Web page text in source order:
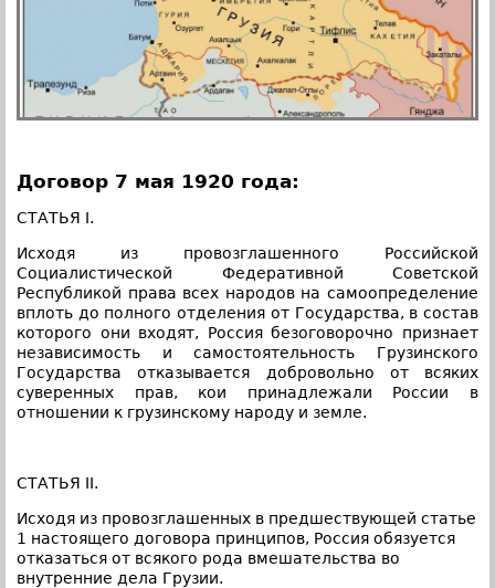
Договор 7 мая 1920 года:
СТАТЬЯ I.
Исходя из провозглашенного Российской
Социалистической Федеративной Советской
Республикой права всех народов на самоопределение
вплоть до полного отделения от Государства, в состав
которого они входят, Россия безоговорочно признает
независимость и самостоятельность Грузинского
Государства отказывается добровольно от всяких
суверенных прав, кои принадлежали России в
отношении к грузинскому народу и земле.
СТАТЬЯ II.
Исходя из провозглашенных в предшествующей статье
1 настоящего договора принципов, Россия обязуется
отказаться от всякого рода вмешательства во
внутренние дела Грузии.